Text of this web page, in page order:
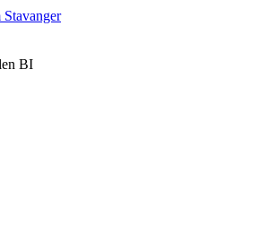
Stavanger
BI